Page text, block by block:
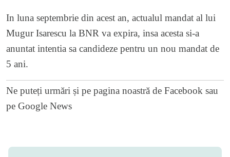
In luna septembrie din acest an, actualul mandat al lui
Mugur Isarescu la BNR va expira, insa acesta si-a
anuntat intentia sa candideze pentru un nou mandat de
5 ani.
Ne puteți urmări și pe pagina noastră de Facebook sau
pe Google News